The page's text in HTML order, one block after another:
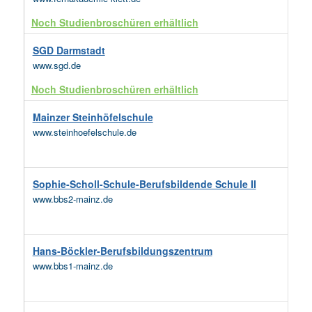
Noch Studienbroschüren erhältlich
SGD Darmstadt
www.sgd.de
Noch Studienbroschüren erhältlich
Mainzer Steinhöfelschule
www.steinhoefelschule.de
Sophie-Scholl-Schule-Berufsbildende Schule II
www.bbs2-mainz.de
Hans-Böckler-Berufsbildungszentrum
www.bbs1-mainz.de